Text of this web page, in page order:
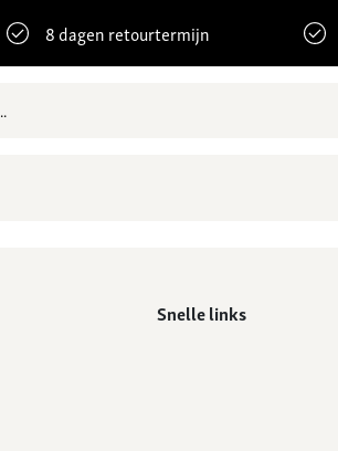
8 dagen retourtermijn
Snelle links